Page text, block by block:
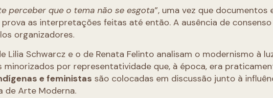
perceber que o tema não se esgota”, uma vez que documentos
as interpretações feitas até então. A ausência de
organizadores.
Lilia Schwarcz e o de Renata Felinto analisam o modernismo à
por representatividade que, à época, era
e feministas são colocadas em discussão junto à
de Arte Moderna.